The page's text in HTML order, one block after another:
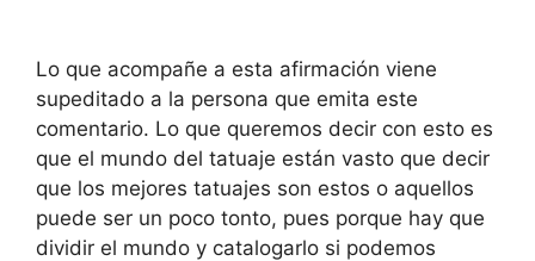
Lo que acompañe a esta afirmación viene
supeditado a la persona que emita este
comentario. Lo que queremos decir con esto es
que el mundo del tatuaje están vasto que decir
que los mejores tatuajes son estos o aquellos
puede ser un poco tonto, pues porque hay que
dividir el mundo y catalogarlo si podemos